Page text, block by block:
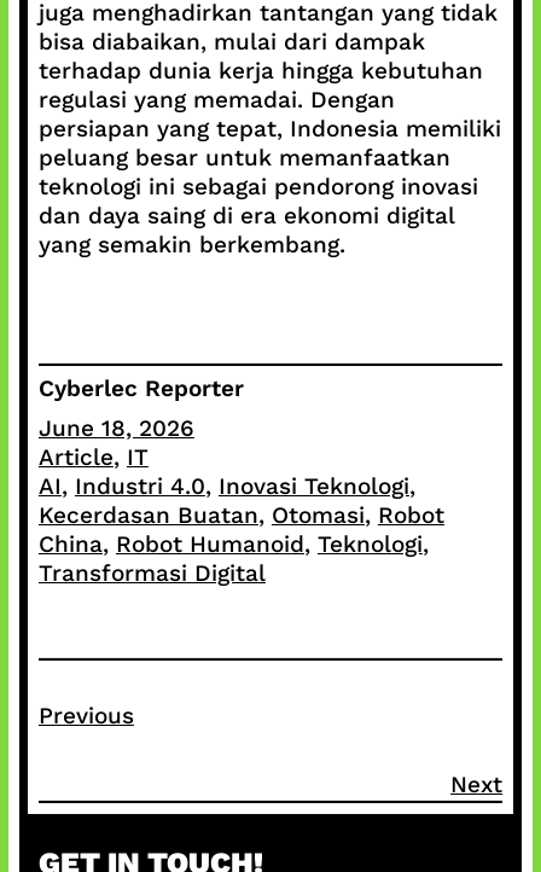
juga menghadirkan tantangan yang tidak
bisa diabaikan, mulai dari dampak
terhadap dunia kerja hingga kebutuhan
regulasi yang memadai. Dengan
persiapan yang tepat, Indonesia memiliki
peluang besar untuk memanfaatkan
teknologi ini sebagai pendorong inovasi
dan daya saing di era ekonomi digital
yang semakin berkembang.
Cyberlec Reporter
June 18, 2026
Article, IT
AI, Industri 4.0, Inovasi Teknologi ,
Kecerdasan Buatan, Otomasi, Robot
China, Robot Humanoid, Teknologi ,
Transformasi Digital
Previous
Next
GET IN TOUCH!